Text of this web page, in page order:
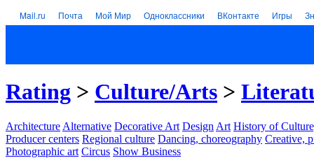
Mail.ru Почта Мой Мир Одноклассники ВКонтакте Игры
Rating > Culture/Arts >
Architecture Alternative Decorative Art Design Art History of
Producer centers Regional culture Dancing, choreography Creative,
Photographic art Circus Show Business